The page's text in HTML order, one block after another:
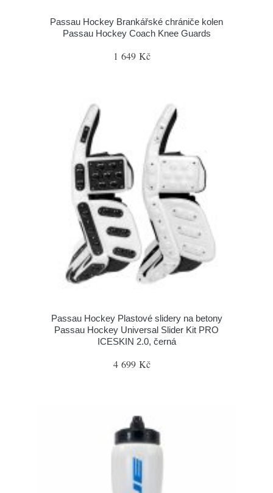
Passau Hockey Brankářské chrániče kolen
Passau Hockey Coach Knee Guards
1 649 Kč
Passau Hockey Plastové slidery na betony
Passau Hockey Universal Slider Kit PRO
ICESKIN 2.0, černá
4 699 Kč